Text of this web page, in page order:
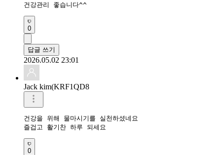
건강관리 좋습니다^^
0
답글 쓰기
2026.05.02 23:01
Jack kim(KRF1QD8
건강을 위해 물마시기를 실천하셨네요
즐겁고 활기찬 하루 되세요
0